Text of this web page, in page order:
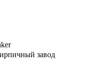
завод